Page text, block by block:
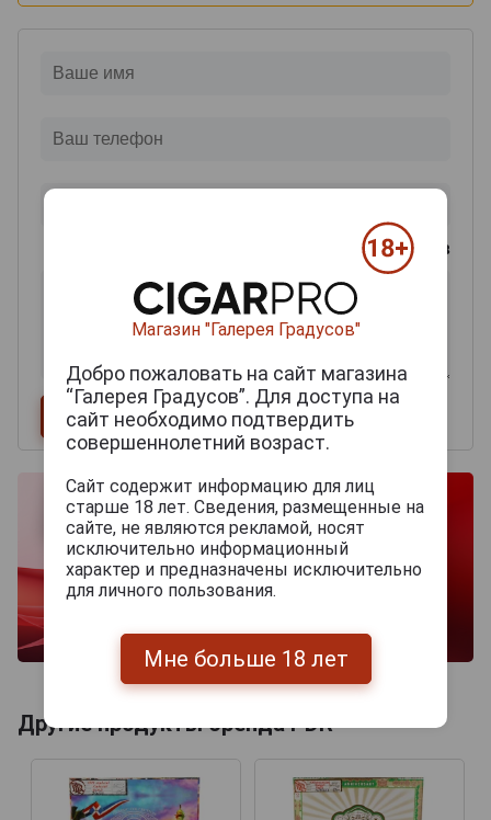
из 2000 знаков
Другие продукты бренда PDR
Магазин "Галерея Градусов"
Добро пожаловать на сайт магазина
“Галерея Градусов”. Для доступа на
сайт необходимо подтвердить
совершеннолетний возраст.
Сайт содержит информацию для лиц
старше 18 лет. Сведения, размещенные на
сайте, не являются рекламой, носят
исключительно информационный
характер и предназначены исключительно
для личного пользования.
Мне больше 18 лет